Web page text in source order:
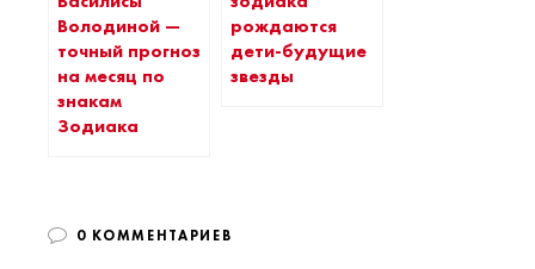
Володиной —
точный прогноз
на месяц по
знакам
Зодиака
рождаются
дети-будущие
звезды
0 КОММЕНТАРИЕВ